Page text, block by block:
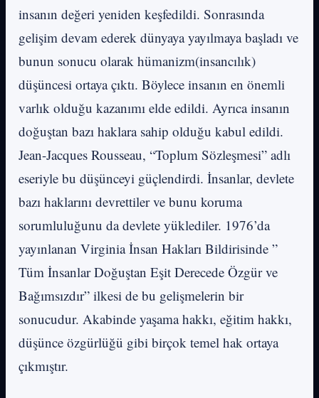
insanın değeri yeniden keşfedildi. Sonrasında
gelişim devam ederek dünyaya yayılmaya başladı ve
bunun sonucu olarak hümanizm(insancılık)
düşüncesi ortaya çıktı. Böylece insanın en önemli
varlık olduğu kazanımı elde edildi. Ayrıca insanın
doğuştan bazı haklara sahip olduğu kabul edildi.
Jean-Jacques Rousseau, “Toplum Sözleşmesi” adlı
eseriyle bu düşünceyi güçlendirdi. İnsanlar, devlete
bazı haklarını devrettiler ve bunu koruma
sorumluluğunu da devlete yüklediler. 1976’da
yayınlanan Virginia İnsan Hakları Bildirisinde ”
Tüm İnsanlar Doğuştan Eşit Derecede Özgür ve
Bağımsızdır” ilkesi de bu gelişmelerin bir
sonucudur. Akabinde yaşama hakkı, eğitim hakkı,
düşünce özgürlüğü gibi birçok temel hak ortaya
çıkmıştır.